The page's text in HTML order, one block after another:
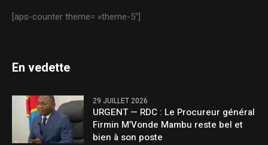
[aps-counter theme= »theme-5″]
En vedette
29 JUILLET 2026
URGENT — RDC : Le Procureur général
Firmin M’Vonde Mambu reste bel et
bien à son poste